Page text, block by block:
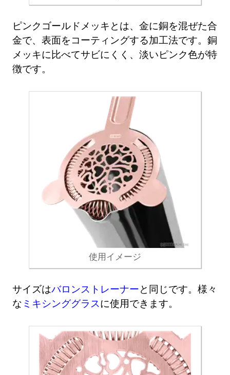
ピンクゴールドメッキとは、金に銅を混ぜた合
金で、表面をコーティングする加工法です。銅
メッキに比べてサビにくく、淡いピンク色が特
徴です。
使用イメージ
サイズはバロンストレーナーと同じです。様々
な ミキシンググラスに使用できます。